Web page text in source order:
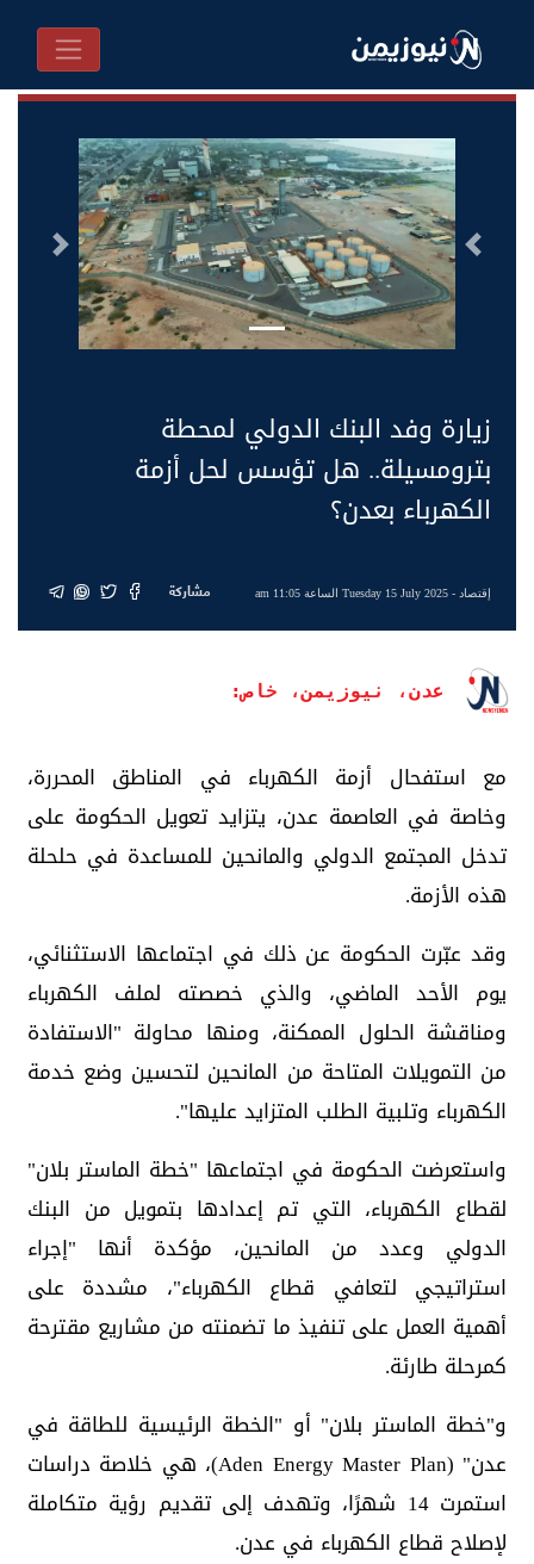
السابق التالى
زيارة وفد البنك الدولي لمحطة
بترومسيلة.. هل تؤسس لحل أزمة
الكهرباء بعدن؟
إقتصاد- Tuesday 15 July 2025 الساعة 11:05 am مشاركة
عدن، نيوزيمن، خاص:
مع استفحال أزمة الكهرباء في المناطق المحررة،
وخاصة في العاصمة عدن، يتزايد تعويل الحكومة على
تدخل المجتمع الدولي والمانحين للمساعدة في حلحلة
هذه الأزمة.
وقد عبّرت الحكومة عن ذلك في اجتماعها الاستثنائي،
يوم الأحد الماضي، والذي خصصته لملف الكهرباء
ومناقشة الحلول الممكنة، ومنها محاولة "الاستفادة
من التمويلات المتاحة من المانحين لتحسين وضع خدمة
الكهرباء وتلبية الطلب المتزايد عليها".
واستعرضت الحكومة في اجتماعها "خطة الماستر بلان"
لقطاع الكهرباء، التي تم إعدادها بتمويل من البنك
الدولي وعدد من المانحين، مؤكدة أنها "إجراء
استراتيجي لتعافي قطاع الكهرباء"، مشددة على
أهمية العمل على تنفيذ ما تضمنته من مشاريع مقترحة
كمرحلة طارئة.
و"خطة الماستر بلان" أو "الخطة الرئيسية للطاقة في
عدن" (Aden Energy Master Plan)، هي خلاصة دراسات
استمرت 14 شهرًا، وتهدف إلى تقديم رؤية متكاملة
لإصلاح قطاع الكهرباء في عدن.